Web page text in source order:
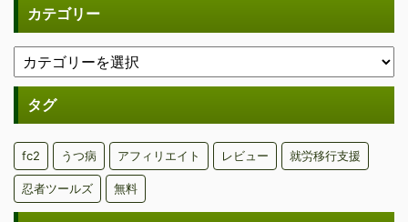
カテゴリー
タグ
fc2 うつ病 アフィリエイト レビュー 就労移行支援
忍者ツールズ 無料